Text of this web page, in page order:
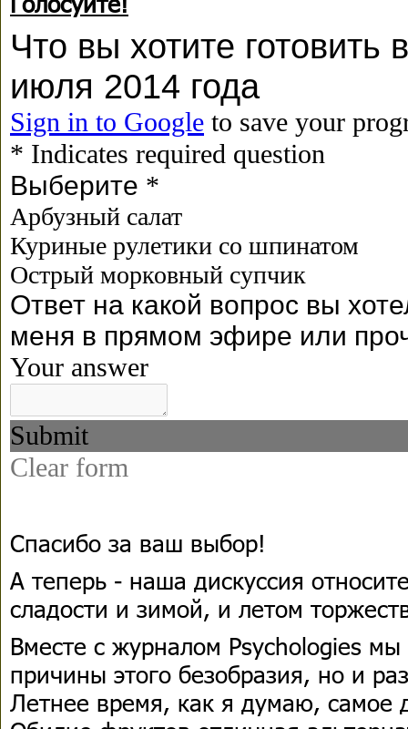
Спасибо за ваш выбор!
А теперь - наша дискуссия
сладости и зимой, и летом
Вместе с журналом Psychologies мы
причины этого безобразия, но и
Летнее время, как я думаю, самое